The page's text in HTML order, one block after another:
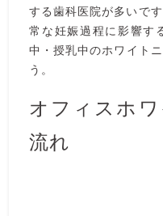
する歯科医院が多いで
常な妊娠過程に影響す
中・授乳中のホワイト
う。
オフィスホ
流れ